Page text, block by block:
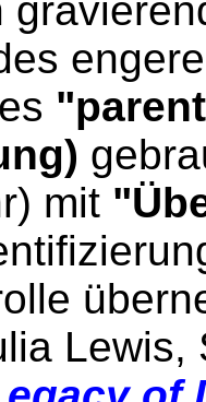
mit
Lewis,